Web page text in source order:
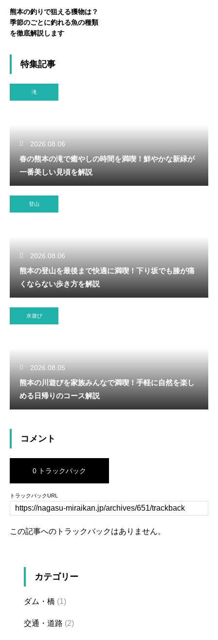
熊本の釣りで狙える獲物は？
季節のごとに釣れる魚の種類
を徹底解説します
特集記事
滝
2026.08.06
春の熊本の滝で癒やしの時間を満喫！鮮やかな新緑が
一番美しい見頃を解説
登山
2026.08.06
熊本の登山を最後まで快適に満喫！下り坂でも膝が痛
くならない歩き方を解説
水遊び
2026.08.05
熊本の川遊びを家族みんなで満喫！手軽に自然を楽し
める日帰りのコース解説
コメント
0 トラックバック
トラックバックURL
この記事へのトラックバックはありません。
カテゴリー
ダム・橋 (1)
交通・道路 (2)